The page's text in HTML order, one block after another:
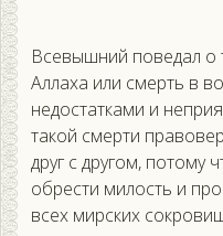
Всевышний поведал о
Аллаха или смерть в
недостатками и
такой смерти
друг с другом, потому
обрести милость и
всех мирских